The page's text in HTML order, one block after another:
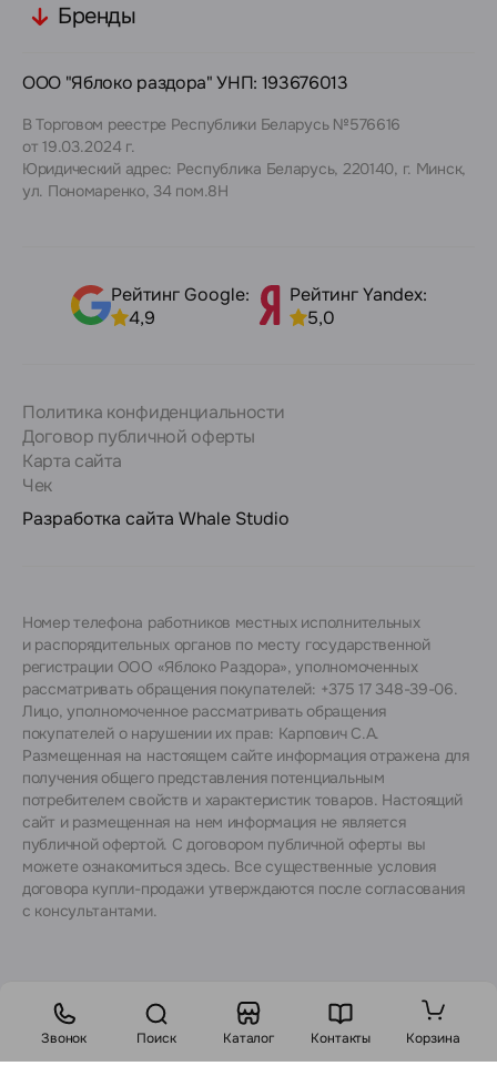
Бренды
ООО "Яблоко раздора" УНП: 193676013
В Торговом реестре Республики Беларусь №576616
от 19.03.2024 г.
Юридический адрес: Республика Беларусь, 220140, г. Минск,
ул. Пономаренко, 34 пом.8Н
Рейтинг Google:
4,9
Рейтинг Yandex:
5,0
Политика конфиденциальности
Договор публичной оферты
Карта сайта
Чек
Разработка сайта Whale Studio
Номер телефона работников местных исполнительных
и распорядительных органов по месту государственной
регистрации ООО «Яблоко Раздора», уполномоченных
рассматривать обращения покупателей: +375 17 348-39-06.
Лицо, уполномоченное рассматривать обращения
покупателей о нарушении их прав: Карпович С.А.
Размещенная на настоящем сайте информация отражена для
получения общего представления потенциальным
потребителем свойств и характеристик товаров. Настоящий
сайт и размещенная на нем информация не является
публичной офертой. С договором публичной оферты вы
можете ознакомиться здесь. Все существенные условия
договора купли-продажи утверждаются после согласования
с консультантами.
Звонок Поиск Каталог Контакты Корзина